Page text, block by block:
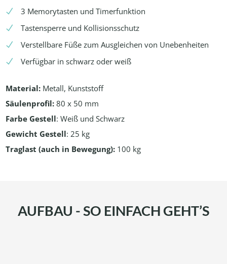
3 Memorytasten und Timerfunktion
Tastensperre und Kollisionsschutz
Verstellbare Füße zum Ausgleichen von Unebenheiten
Verfügbar in schwarz oder weiß
Material: Metall, Kunststoff
Säulenprofil: 80 x 50 mm
Farbe Gestell: Weiß und Schwarz
Gewicht Gestell: 25 kg
Traglast (auch in Bewegung): 100 kg
AUFBAU - SO EINFACH GEHT’S